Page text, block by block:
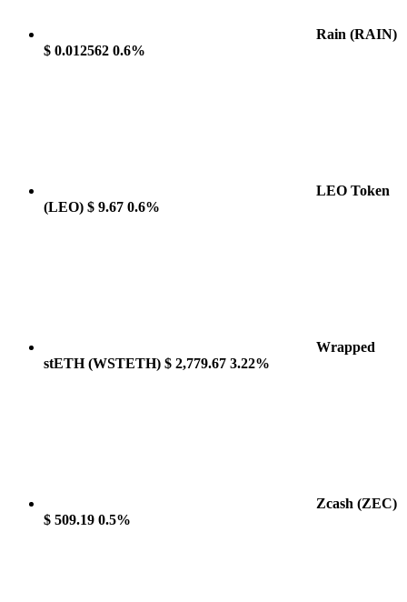
Rain (RAIN)
$ 0.012562 0.6%
LEO Token
(LEO) $ 9.67 0.6%
Wrapped
stETH(WSTETH) $ 2,779.67 3.22%
Zcash (ZEC)
$ 509.19 0.5%